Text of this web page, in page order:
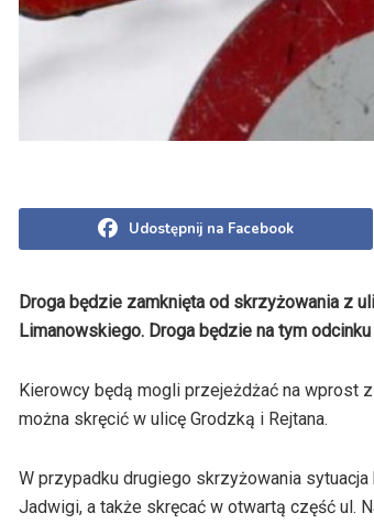
Udostępnij na Facebook
Droga będzie zamknięta od skrzyżowania z
Limanowskiego. Droga będzie na tym
Kierowcy będą mogli przejeżdżać na wprost
można skręcić w ulicę Grodzką i Rejtana.
W przypadku drugiego skrzyżowania
Jadwigi, a także skręcać w otwartą część ul.